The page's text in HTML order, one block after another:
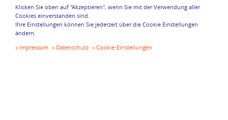
Physiotherapie Frank van Zantvoort
Trierer Straße 89
52156 Monschau-Konzen
info@medictrain-gmbh.de
Klicken Sie oben auf "Akzeptieren", wenn Sie mit der Verwendung aller
Cookies einverstanden sind.
Ihre Einstellungen können Sie jederzeit über die Cookie Einstellungen
ändern.
Impressum
Datenschutz Cookie-Einstellungen